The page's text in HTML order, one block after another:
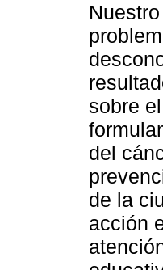
sobre
del
de la
acción